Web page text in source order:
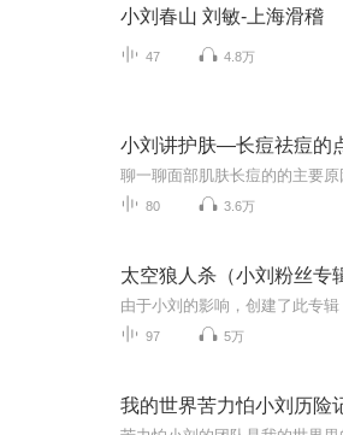
小刘春山 刘敏-上海滑稽
47 4.8万
小刘讲护肤—长痘祛痘的
80 3.6万
太空狼人杀（小刘粉丝专
由于小刘的影响，创建了此专辑
97 5万
我的世界苦力怕小刘历险